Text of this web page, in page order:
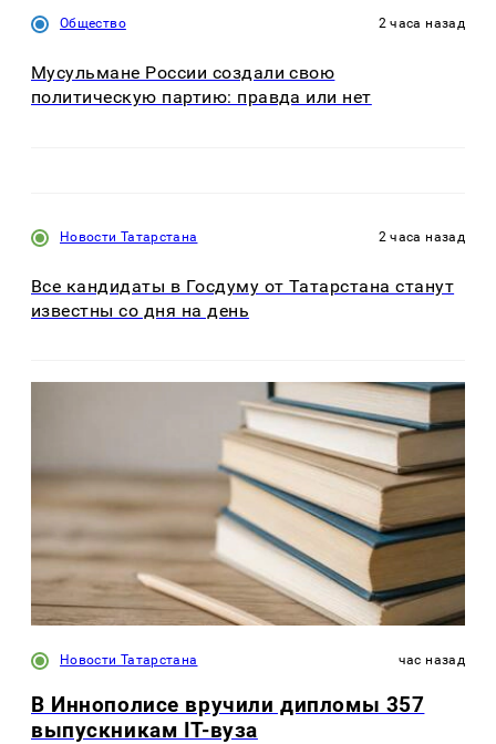
Общество 2 часа назад
Мусульмане России создали свою
политическую партию: правда или нет
Новости Татарстана 2 часа назад
Все кандидаты в Госдуму от Татарстана станут
известны со дня на день
Новости Татарстана час назад
В Иннополисе вручили дипломы 357
выпускникам IT-вуза